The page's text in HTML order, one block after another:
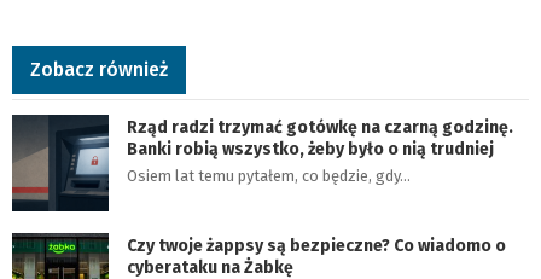
Zobacz również
Rząd radzi trzymać gotówkę na czarną godzinę.
Banki robią wszystko, żeby było o nią trudniej
Osiem lat temu pytałem, co będzie, gdy…
Czy twoje żappsy są bezpieczne? Co wiadomo o
cyberataku na Żabkę